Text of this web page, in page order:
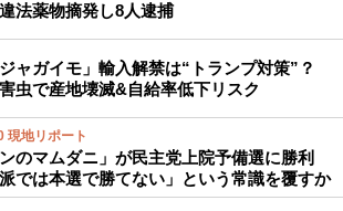
法薬物摘発し8人逮捕
ジャガイモ」輸入解禁は“トランプ対策”？
虫で産地壊滅&自給率低下リスク
現地リポート
ンのマムダニ」が民主党上院予備選に勝利
派では本選で勝てない」という常識を覆すか